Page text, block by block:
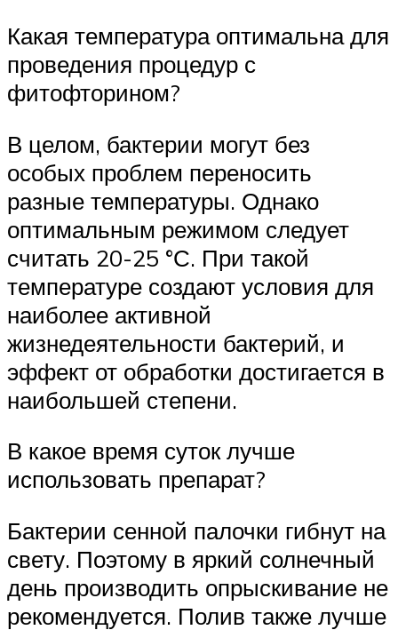
Какая температура оптимальна для
проведения процедур с
фитофторином?
В целом, бактерии могут без
особых проблем переносить
разные температуры. Однако
оптимальным режимом следует
считать 20-25 °С. При такой
температуре создают условия для
наиболее активной
жизнедеятельности бактерий, и
эффект от обработки достигается в
наибольшей степени.
В какое время суток лучше
использовать препарат?
Бактерии сенной палочки гибнут на
свету. Поэтому в яркий солнечный
день производить опрыскивание не
рекомендуется. Полив также лучше